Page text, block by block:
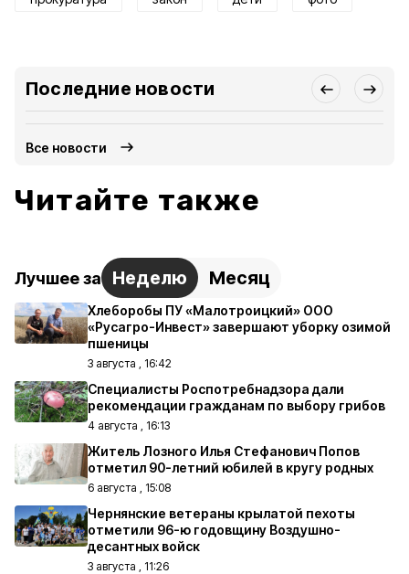
Последние новости
Все новости
Читайте также
Лучшее за Неделю Месяц
Хлеборобы ПУ «Малотроицкий» ООО
«Русагро-Инвест» завершают уборку озимой
пшеницы
3 августа , 16:42
Специалисты Роспотребнадзора дали
рекомендации гражданам по выбору грибов
4 августа , 16:13
Житель Лозного Илья Стефанович Попов
отметил 90-летний юбилей в кругу родных
6 августа , 15:08
Чернянские ветераны крылатой пехоты
отметили 96-ю годовщину Воздушно-
десантных войск
3 августа , 11:26